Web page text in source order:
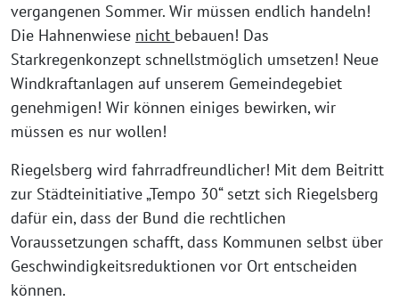
vergangenen Sommer. Wir müssen endlich handeln!
Die Hahnenwiese nicht bebauen! Das
Starkregenkonzept schnellstmöglich umsetzen! Neue
Windkraftanlagen auf unserem Gemeindegebiet
genehmigen! Wir können einiges bewirken, wir
müssen es nur wollen!
Riegelsberg wird fahrradfreundlicher! Mit dem Beitritt
zur Städteinitiative „Tempo 30“ setzt sich Riegelsberg
dafür ein, dass der Bund die rechtlichen
Voraussetzungen schafft, dass Kommunen selbst über
Geschwindigkeitsreduktionen vor Ort entscheiden
können.